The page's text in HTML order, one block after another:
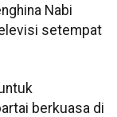
Nabi
setempat
berkuasa di